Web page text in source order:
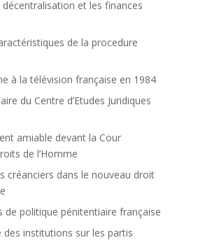
décentralisation et les finances
de la procedure
à la télévision française en 1984
du Centre d’Etudes Juridiques
amiable devant la Cour
de l’Homme
créanciers dans le nouveau droit
de politique pénitentiaire française
des institutions sur les partis